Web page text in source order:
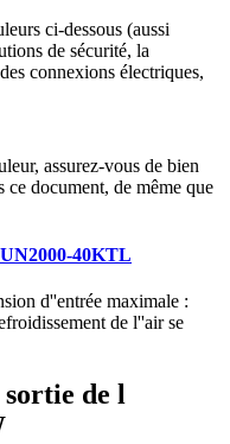
ci-dessous (aussi
de sécurité, la
connexions électriques,
assurez-vous de bien
document, de même que
40KTL
d''entrée maximale :
de l''air se
de l